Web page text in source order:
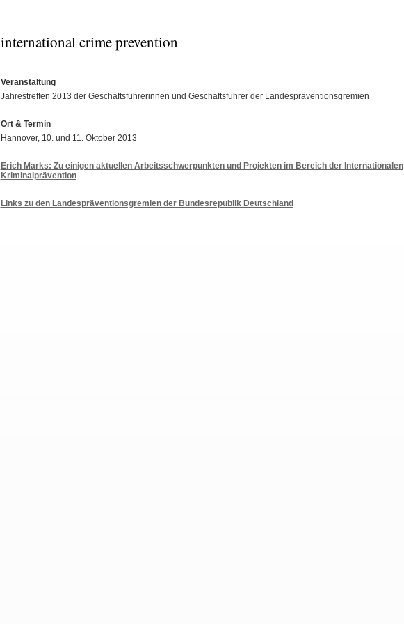
international crime prevention
Veranstaltung
Jahrestreffen 2013 der Geschäftsführerinnen und Geschäftsführer der Landespräventionsgremien
Ort & Termin
Hannover, 10. und 11. Oktober 2013
Erich Marks: Zu einigen aktuellen Arbeitsschwerpunkten und Projekten im Bereich der Internationalen
Kriminalprävention
Links zu den Landespräventionsgremien der Bundesrepublik Deutschland